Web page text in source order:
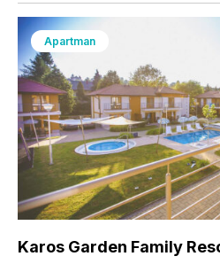
Apartman
Karos Garden Family